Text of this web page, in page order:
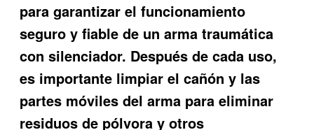
para garantizar el funcionamiento
seguro y fiable de un arma traumática
con silenciador. Después de cada uso,
es importante limpiar el cañón y las
partes móviles del arma para eliminar
residuos de pólvora y otros